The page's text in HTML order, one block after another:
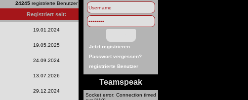
24245 registrierte Benutzer
Registriert seit:
19.01.2024
19.05.2025
24.09.2024
13.07.2026
29.12.2024
Jetzt registrieren
Passwort vergessen?
registrierte Benutzer
Teamspeak
Socket error: Connection timed